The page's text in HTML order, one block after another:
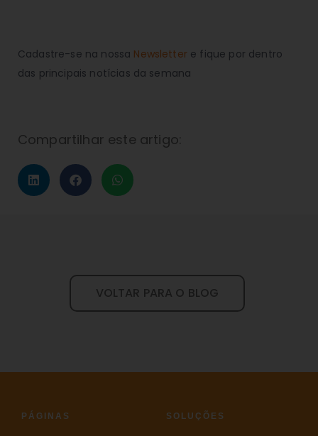
Cadastre-se na nossa Newslettere fique por dentro
das principais notícias da semana
Compartilhar este artigo:
VOLTAR PARA O BLOG
PÁGINAS SOLUÇÕES